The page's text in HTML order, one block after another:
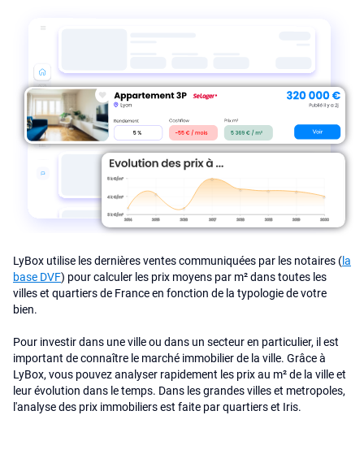
LyBox utilise les dernières ventes communiquées par les notaires (la
base DVF) pour calculer les prix moyens par m² dans toutes les
villes et quartiers de France en fonction de la typologie de votre
bien.
Pour investir dans une ville ou dans un secteur en particulier, il est
important de connaître le marché immobilier de la ville. Grâce à
LyBox, vous pouvez analyser rapidement les prix au m² de la ville et
leur évolution dans le temps. Dans les grandes villes et metropoles,
l'analyse des prix immobiliers est faite par quartiers et Iris.